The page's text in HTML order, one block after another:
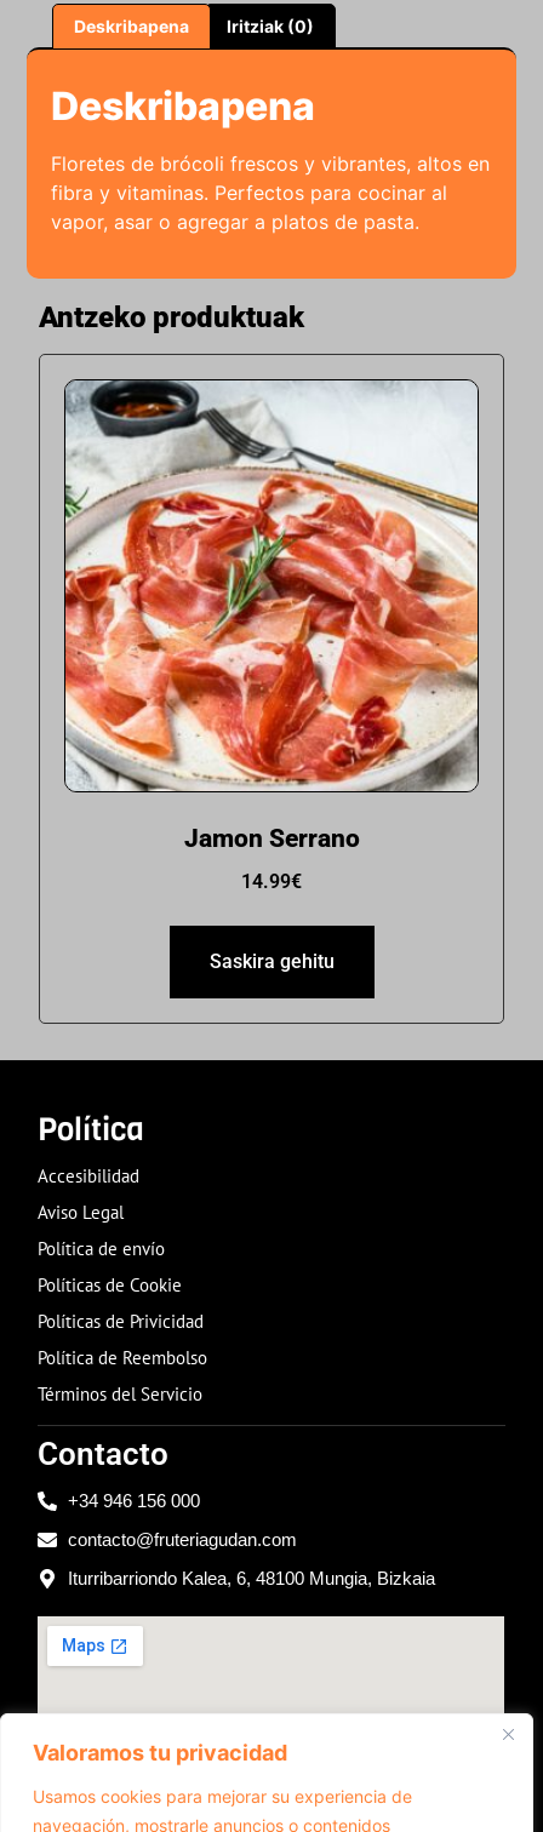
Valoramos tu privacidad
Usamos cookies para mejorar su experiencia de
navegación, mostrarle anuncios o contenidos
Deskribapena Iritziak (0)
Deskribapena
Floretes de brócoli frescos y vibrantes, altos en
fibra y vitaminas. Perfectos para cocinar al
vapor, asar o agregar a platos de pasta.
Antzeko produktuak
Jamon Serrano
14.99€
Saskira gehitu
Política
Accesibilidad
Aviso Legal
Política de envío
Políticas de Cookie
Políticas de Privicidad
Política de Reembolso
Términos del Servicio
Contacto
+34 946 156 000
contacto@fruteriagudan.com
Iturribarriondo Kalea, 6, 48100 Mungia, Bizkaia